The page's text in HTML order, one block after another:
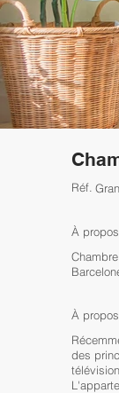
Réf.
À
À
des